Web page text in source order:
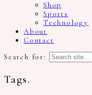
Shop
Sports
Technology
About
Contact
Search for:
Tags.